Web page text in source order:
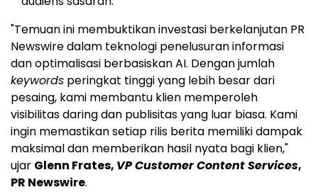
"Temuan ini membuktikan investasi berkelanjutan PR
Newswire dalam teknologi penelusuran informasi
dan optimalisasi berbasiskan AI. Dengan jumlah
keywords peringkat tinggi yang lebih besar dari
pesaing, kami membantu klien memperoleh
visibilitas daring dan publisitas yang luar biasa. Kami
ingin memastikan setiap rilis berita memiliki dampak
maksimal dan memberikan hasil nyata bagi klien,"
ujar Glenn Frates, VP Customer Content Services,
PR Newswire.